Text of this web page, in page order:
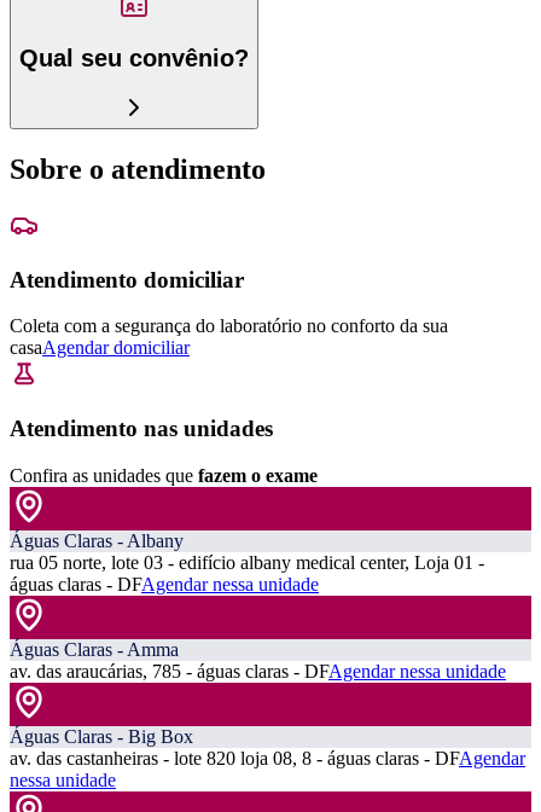
Qual seu convênio?
Sobre o atendimento
Atendimento domiciliar
Coleta com a segurança do laboratório no conforto da sua
casaAgendar domiciliar
Atendimento nas unidades
Confira as unidades que fazem o exame
Águas Claras - Albany
rua 05 norte, lote 03 - edifício albany medical center, Loja 01 -
águas claras - DFAgendar nessa unidade
Águas Claras - Amma
av. das araucárias, 785 - águas claras - DFAgendar nessa unidade
Águas Claras - Big Box
av. das castanheiras - lote 820 loja 08, 8 - águas claras - DFAgendar
nessa unidade